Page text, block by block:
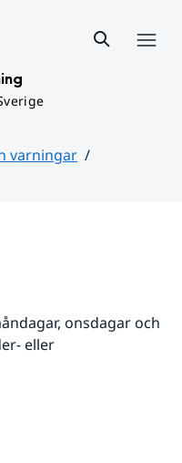
varningar
onsdagar och
eller